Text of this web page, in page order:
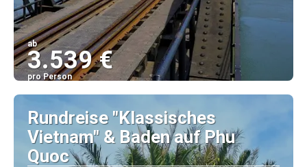
ab
3.539 €
pro Person
Sehen
Rundreise "Klassisches
Vietnam" & Baden auf Phu
Quoc